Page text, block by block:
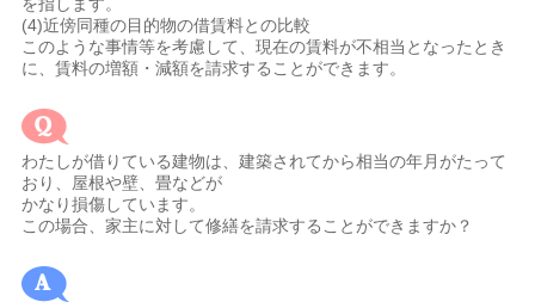
(4)近傍同種の目的物の借賃料との比較
このような事情等を考慮して、現在の賃料が不相当となったとき
に、賃料の増額・減額を請求することができます。
わたしが借りている建物は、建築されてから相当の年月がたって
おり、屋根や壁、畳などが
かなり損傷しています。
この場合、家主に対して修繕を請求することができますか？